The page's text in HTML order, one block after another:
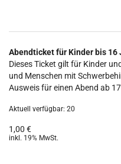
Abendticket für Kinder bis
Dieses Ticket gilt für Kinder
und Menschen mit
Ausweis für einen Abend ab
Aktuell verfügbar: 20
1,00 €
inkl. 19% MwSt.